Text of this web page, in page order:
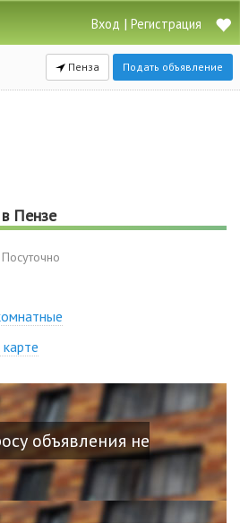
Вход | Регистрация
Пенза Подать объявление
Пензе
Посуточно
объявления не